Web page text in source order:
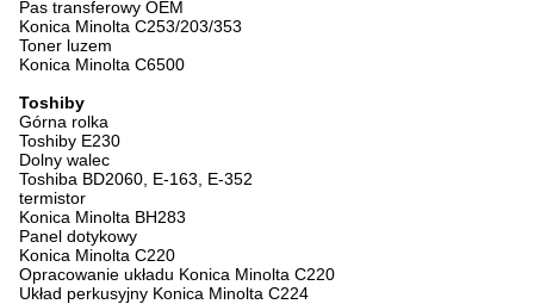
Pas transferowy OEM
Konica Minolta C253/203/353
Toner luzem
Konica Minolta C6500
Toshiby
Górna rolka
Toshiby E230
Dolny walec
Toshiba BD2060, E-163, E-352
termistor
Konica Minolta BH283
Panel dotykowy
Konica Minolta C220
Opracowanie układu Konica Minolta C220
Układ perkusyjny Konica Minolta C224